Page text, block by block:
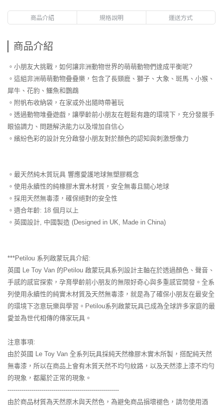
商品介紹 規格說明 運送方式
商品介紹
。小朋友大挑戰，如何讓非洲動物世界的萌萌動物們達成平衡呢?
。這組非洲萌萌動物疊疊樂，包含了長頸鹿、獅子、大象、斑馬、小猴、
犀牛、花豹、鱷魚和鸚鵡
。附帆布收納袋，在家或外出隨時帶著玩
。透過動物堆疊遊戲，讓學齡前小朋友在輕鬆有趣的環境下，充分發展手
眼協調力、問題解決能力以及增加自信心
。繽紛色彩的設計充分啟發小朋友對於顏色的認知與刺激想像力
。最天然純木質玩具 響應愛護地球無塑膠概念
。使用永續性的純橡膠木實木材質，安全無毒且關心地球
。採用天然無毒漆，確保絕對的安全性
。適合年齡: 18 個月以上
。英國設計, 中國製造 (Designed in UK, Made in China)
***Petilou 系列啟蒙玩具介紹:
英國 Le Toy Van 的Petilou 啟蒙玩具系列設計主軸在於透過顏色、聲音、
手感的感官探索，孕育學齡前小朋友的無限好奇心與多重感官開發。全系
列使用永續性的純實木材質及天然無毒漆，就是為了確保小朋友在最安全
的環境下恣意玩樂與學習。Petilou系列啟蒙玩具已成為全球許多家庭的最
愛並為世代相傳的傳家玩具。
注意事項:
由於英國 Le Toy Van 全系列玩具採純天然橡膠木實木所製，搭配純天然
無毒漆，所以在商品上會有木質天然不均勻紋路，以及天然漆上漆不均勻
的現象，都屬於正常的現象。
--------------------------------------------------------
由於商品材質為天然原木與天然色，為避免商品損壞褪色，請勿使用酒